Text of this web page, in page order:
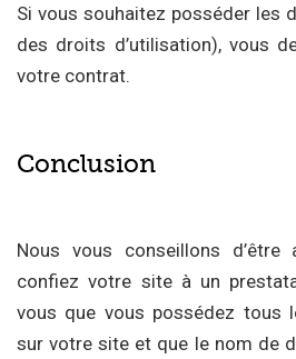
Si vous souhaitez posséder les
des droits d’utilisation), vous
votre contrat.
Conclusion
Nous vous conseillons
confiez votre site à un
vous que vous possédez tous
sur votre site et que le nom de